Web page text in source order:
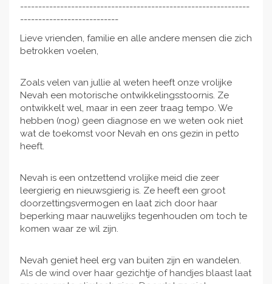
---------------------------------------------------------------
---------------------------
Lieve vrienden, familie en alle andere mensen die zich
betrokken voelen,
Zoals velen van jullie al weten heeft onze vrolijke
Nevah een motorische ontwikkelingsstoornis. Ze
ontwikkelt wel, maar in een zeer traag tempo. We
hebben (nog) geen diagnose en we weten ook niet
wat de toekomst voor Nevah en ons gezin in petto
heeft.
Nevah is een ontzettend vrolijke meid die zeer
leergierig en nieuwsgierig is. Ze heeft een groot
doorzettingsvermogen en laat zich door haar
beperking maar nauwelijks tegenhouden om toch te
komen waar ze wil zijn.
Nevah geniet heel erg van buiten zijn en wandelen.
Als de wind over haar gezichtje of handjes blaast laat